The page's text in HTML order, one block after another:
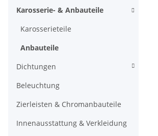
Karosserie- & Anbauteile
Karosserieteile
Anbauteile
Dichtungen
Beleuchtung
Zierleisten & Chromanbauteile
Innenausstattung & Verkleidung